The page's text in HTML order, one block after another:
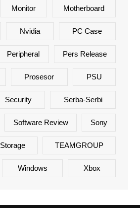
Monitor Motherboard
Nvidia PC Case
Peripheral Pers Release
Prosesor PSU
Security Serba-Serbi
Software Review Sony
Storage TEAMGROUP
Windows Xbox